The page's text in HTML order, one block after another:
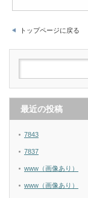
トップページに戻る
最近の投稿
7843
7837
www（画像あり）
www（画像あり）